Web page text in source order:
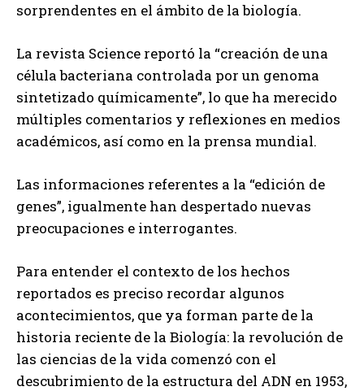
sorprendentes en el ámbito de la biología.
La revista Science reportó la “creación de una
célula bacteriana controlada por un genoma
sintetizado químicamente”, lo que ha merecido
múltiples comentarios y reflexiones en medios
académicos, así como en la prensa mundial.
Las informaciones referentes a la “edición de
genes”, igualmente han despertado nuevas
preocupaciones e interrogantes.
Para entender el contexto de los hechos
reportados es preciso recordar algunos
acontecimientos, que ya forman parte de la
historia reciente de la Biología: la revolución de
las ciencias de la vida comenzó con el
descubrimiento de la estructura del ADN en 1953,